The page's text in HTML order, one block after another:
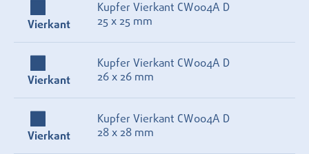
Vierkant
Kupfer Vierkant CW004A D
25 x 25 mm
Vierkant
Kupfer Vierkant CW004A D
26 x 26 mm
Vierkant
Kupfer Vierkant CW004A D
28 x 28 mm